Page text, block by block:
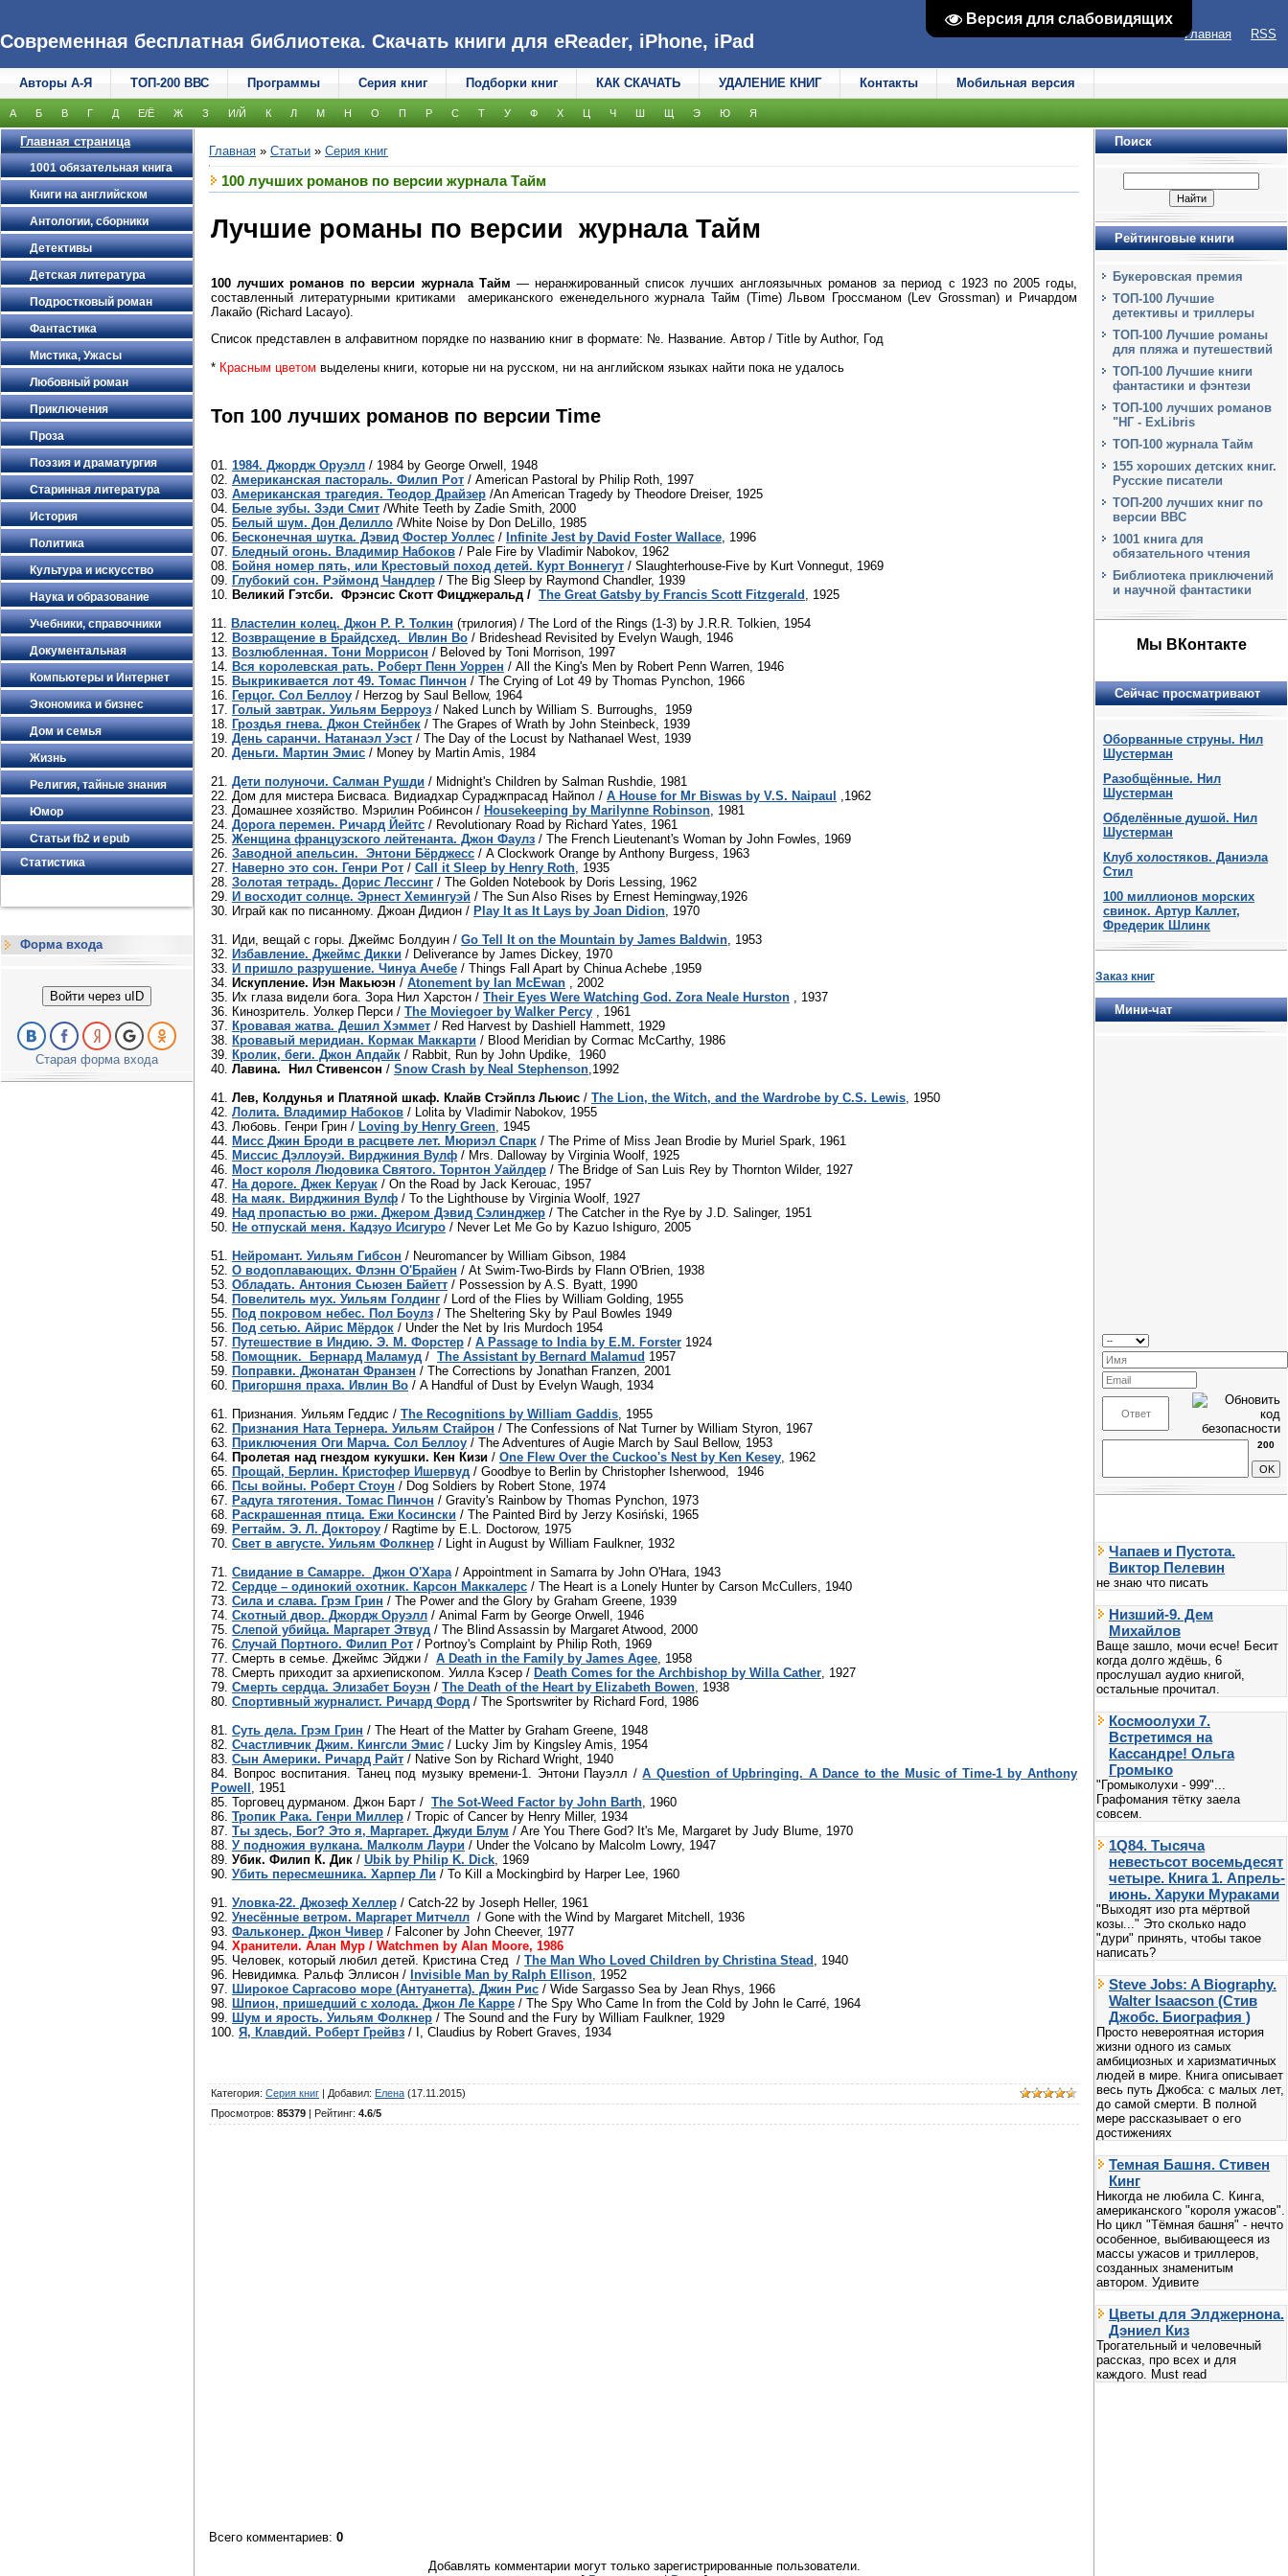
Версия для слабовидящих
Версия для слабовидящих
Современная бесплатная библиотека. Скачать книги для eReader, iPhone, iPad Главная RSS
Авторы А-Я ТОП-200 ВВС Программы Серия книг Подборки книг КАК СКАЧАТЬ УДАЛЕНИЕ КНИГ Контакты Мобильная версия
А Б В Г Д Е/Ё Ж З И/Й К Л М Н О П Р С Т У Ф Х Ц Ч Ш Щ Э Ю Я
Главная страница
1001 обязательная книга
Книги на английском
Антологии, сборники
Детективы
Детская литература
Подростковый роман
Фантастика
Мистика, Ужасы
Любовный роман
Приключения
Проза
Поэзия и драматургия
Старинная литература
История
Политика
Культура и искусство
Наука и образование
Учебники, справочники
Документальная
Компьютеры и Интернет
Экономика и бизнес
Дом и семья
Жизнь
Религия, тайные знания
Юмор
Статьи fb2 и epub
Статистика
Форма входа
Войти через uID
Старая форма входа
Главная » Статьи » Серия книг
100 лучших романов по версии журнала Тайм
Лучшие романы по версии журнала Тайм
100 лучших романов по версии журнала Тайм — неранжированный список лучших англоязычных романов за период с 1923 по 2005 годы,
составленный литературными критиками американского еженедельного журнала Тайм (Time) Львом Гроссманом (Lev Grossman) и Ричардом
Лакайо (Richard Lacayo).
Список представлен в алфавитном порядке по названию книг в формате: №. Название. Автор / Title by Author, Год
* Красным цветом выделены книги, которые ни на русском, ни на английском языках найти пока не удалось
Топ 100 лучших романов по версии Time
01. 1984. Джордж Оруэлл / 1984 by George Orwell, 1948
02. Американская пастораль. Филип Рот / American Pastoral by Philip Roth, 1997
03. Американская трагедия. Теодор Драйзер /An American Tragedy by Theodore Dreiser, 1925
04. Белые зубы. Зэди Смит /White Teeth by Zadie Smith, 2000
05. Белый шум. Дон Делилло /White Noise by Don DeLillo, 1985
06. Бесконечная шутка. Дэвид Фостер Уоллес / Infinite Jest by David Foster Wallace , 1996
07. Бледный огонь. Владимир Набоков / Pale Fire by Vladimir Nabokov, 1962
08. Бойня номер пять, или Крестовый поход детей. Курт Воннегут / Slaughterhouse-Five by Kurt Vonnegut, 1969
09. Глубокий сон. Рэймонд Чандлер / The Big Sleep by Raymond Chandler, 1939
10. Великий Гэтсби. Фрэнсис Скотт Фицджеральд / The Great Gatsby by Francis Scott Fitzgerald , 1925
11. Властелин колец. Джон Р. Р. Толкин (трилогия) / The Lord of the Rings (1-3) by J.R.R. Tolkien, 1954
12. Возвращение в Брайдсхед. Ивлин Во / Brideshead Revisited by Evelyn Waugh, 1946
13. Возлюбленная. Тони Моррисон / Beloved by Toni Morrison, 1997
14. Вся королевская рать. Роберт Пенн Уоррен / All the King's Men by Robert Penn Warren, 1946
15. Выкрикивается лот 49. Томас Пинчон / The Crying of Lot 49 by Thomas Pynchon, 1966
16. Герцог. Сол Беллоу / Herzog by Saul Bellow, 1964
17. Голый завтрак. Уильям Берроуз / Naked Lunch by William S. Burroughs, 1959
18. Гроздья гнева. Джон Стейнбек / The Grapes of Wrath by John Steinbeck, 1939
19. День саранчи. Натанаэл Уэст / The Day of the Locust by Nathanael West, 1939
20. Деньги. Мартин Эмис / Money by Martin Amis, 1984
21. Дети полуночи. Салман Рушди / Midnight's Children by Salman Rushdie, 1981
22. Дом для мистера Бисваса. Видиадхар Сураджпрасад Найпол / A House for Mr Biswas by V.S. Naipaul ,1962
23. Домашнее хозяйство. Мэрилин Робинсон / Housekeeping by Marilynne Robinson , 1981
24. Дорога перемен. Ричард Йейтс / Revolutionary Road by Richard Yates, 1961
25. Женщина французского лейтенанта. Джон Фаулз / The French Lieutenant's Woman by John Fowles, 1969
26. Заводной апельсин. Энтони Бёрджесс / A Clockwork Orange by Anthony Burgess, 1963
27. Наверно это сон. Генри Рот / Call it Sleep by Henry Roth , 1935
28. Золотая тетрадь. Дорис Лессинг / The Golden Notebook by Doris Lessing, 1962
29. И восходит солнце. Эрнест Хемингуэй / The Sun Also Rises by Ernest Hemingway,1926
30. Играй как по писанному. Джоан Дидион / Play It as It Lays by Joan Didion , 1970
31. Иди, вещай с горы. Джеймс Болдуин / Go Tell It on the Mountain by James Baldwin , 1953
32. Избавление. Джеймс Дикки / Deliverance by James Dickey, 1970
33. И пришло разрушение. Чинуа Ачебе / Things Fall Apart by Chinua Achebe ,1959
34. Искупление. Иэн Макьюэн / Atonement by Ian McEwan
, 2002
35. Их глаза видели бога. Зора Нил Харстон / Their Eyes Were Watching God. Zora Neale Hurston , 1937
36. Кинозритель. Уолкер Перси / The Moviegoer by Walker Percy , 1961
37. Кровавая жатва. Дешил Хэммет / Red Harvest by Dashiell Hammett, 1929
38. Кровавый меридиан. Кормак Маккарти / Blood Meridian by Cormac McCarthy, 1986
39. Кролик, беги. Джон Апдайк / Rabbit, Run by John Updike, 1960
40. Лавина. Нил Стивенсон / Snow Crash by Neal Stephenson ,1992
41. Лев, Колдунья и Платяной шкаф. Клайв Стэйплз Льюис / The Lion, the Witch, and the Wardrobe by C.S. Lewis , 1950
42. Лолита. Владимир Набоков / Lolita by Vladimir Nabokov, 1955
43. Любовь. Генри Грин / Loving by Henry Green , 1945
44. Мисс Джин Броди в расцвете лет. Мюриэл Спарк / The Prime of Miss Jean Brodie by Muriel Spark, 1961
45. Миссис Дэллоуэй. Вирджиния Вулф / Mrs. Dalloway by Virginia Woolf, 1925
46. Мост короля Людовика Святого. Торнтон Уайлдер / The Bridge of San Luis Rey by Thornton Wilder, 1927
47. На дороге. Джек Керуак / On the Road by Jack Kerouac, 1957
48. На маяк. Вирджиния Вулф / To the Lighthouse by Virginia Woolf, 1927
49. Над пропастью во ржи. Джером Дэвид Сэлинджер / The Catcher in the Rye by J.D. Salinger, 1951
50. Не отпускай меня. Кадзуо Исигуро / Never Let Me Go by Kazuo Ishiguro, 2005
51. Нейромант. Уильям Гибсон / Neuromancer by William Gibson, 1984
52. О водоплавающих. Флэнн О'Брайен / At Swim-Two-Birds by Flann O'Brien, 1938
53. Обладать. Антония Сьюзен Байетт / Possession by A.S. Byatt, 1990
54. Повелитель мух. Уильям Голдинг / Lord of the Flies by William Golding, 1955
55. Под покровом небес. Пол Боулз / The Sheltering Sky by Paul Bowles 1949
56. Под сетью. Айрис Мёрдок / Under the Net by Iris Murdoch 1954
57. Путешествие в Индию. Э. М. Форстер / A Passage to India by E.M. Forster 1924
58. Помощник. Бернард Маламуд / The Assistant by Bernard Malamud 1957
59. Поправки. Джонатан Франзен / The Corrections by Jonathan Franzen, 2001
60. Пригоршня праха. Ивлин Во / A Handful of Dust by Evelyn Waugh, 1934
61. Признания. Уильям Геддис / The Recognitions by William Gaddis , 1955
62. Признания Ната Тернера. Уильям Стайрон / The Confessions of Nat Turner by William Styron, 1967
63. Приключения Оги Марча. Сол Беллоу / The Adventures of Augie March by Saul Bellow, 1953
64. Пролетая над гнездом кукушки. Кен Кизи / One Flew Over the Cuckoo's Nest by Ken Kesey , 1962
65. Прощай, Берлин. Кристофер Ишервуд / Goodbye to Berlin by Christopher Isherwood, 1946
66. Псы войны. Роберт Стоун / Dog Soldiers by Robert Stone, 1974
67. Радуга тяготения. Томас Пинчон / Gravity's Rainbow by Thomas Pynchon, 1973
68. Раскрашенная птица. Ежи Косински / The Painted Bird by Jerzy Kosiński, 1965
69. Регтайм. Э. Л. Доктороу / Ragtime by E.L. Doctorow, 1975
70. Свет в августе. Уильям Фолкнер / Light in August by William Faulkner, 1932
71. Свидание в Самарре. Джон О'Хара / Appointment in Samarra by John O'Hara, 1943
72. Сердце – одинокий охотник. Карсон Маккалерс / The Heart is a Lonely Hunter by Carson McCullers, 1940
73. Сила и слава. Грэм Грин / The Power and the Glory by Graham Greene, 1939
74. Скотный двор. Джордж Оруэлл / Animal Farm by George Orwell, 1946
75. Слепой убийца. Маргарет Этвуд / The Blind Assassin by Margaret Atwood, 2000
76. Случай Портного. Филип Рот / Portnoy's Complaint by Philip Roth, 1969
77. Смерть в семье. Джеймс Эйджи / A Death in the Family by James Agee , 1958
78. Смерть приходит за архиепископом. Уилла Кэсер / Death Comes for the Archbishop by Willa Cather , 1927
79. Смерть сердца. Элизабет Боуэн / The Death of the Heart by Elizabeth Bowen , 1938
80. Спортивный журналист. Ричард Форд / The Sportswriter by Richard Ford, 1986
81. Суть дела. Грэм Грин / The Heart of the Matter by Graham Greene, 1948
82. Счастливчик Джим. Кингсли Эмис / Lucky Jim by Kingsley Amis, 1954
83. Сын Америки. Ричард Райт / Native Son by Richard Wright, 1940
84. Вопрос воспитания. Танец под музыку времени-1. Энтони Пауэлл /A Question of Upbringing. A Dance to the Music of Time-1 by Anthony
Powell , 1951
85. Торговец дурманом. Джон Барт / The Sot-Weed Factor by John Barth , 1960
86. Тропик Рака. Генри Миллер / Tropic of Cancer by Henry Miller, 1934
87. Ты здесь, Бог? Это я, Маргарет. Джуди Блум / Are You There God? It's Me, Margaret by Judy Blume, 1970
88. У подножия вулкана. Малколм Лаури / Under the Volcano by Malcolm Lowry, 1947
89. Убик. Филип К. Дик / Ubik by Philip K. Dick , 1969
90. Убить пересмешника. Харпер Ли / To Kill a Mockingbird by Harper Lee, 1960
91. Уловка-22. Джозеф Хеллер / Catch-22 by Joseph Heller, 1961
92. Унесённые ветром. Маргарет Митчелл / Gone with the Wind by Margaret Mitchell, 1936
93. Фальконер. Джон Чивер / Falconer by John Cheever, 1977
94. Хранители. Алан Мур / Watchmen by Alan Moore, 1986
95. Человек, который любил детей. Кристина Стед / The Man Who Loved Children by Christina Stead , 1940
96. Невидимка. Ральф Эллисон / Invisible Man by Ralph Ellison , 1952
97. Широкое Саргасово море (Антуанетта). Джин Рис / Wide Sargasso Sea by Jean Rhys, 1966
98. Шпион, пришедший с холода. Джон Ле Карре / The Spy Who Came In from the Cold by John le Carré, 1964
99. Шум и ярость. Уильям Фолкнер / The Sound and the Fury by William Faulkner, 1929
100. Я, Клавдий. Роберт Грейвз / I, Claudius by Robert Graves, 1934
Категория: Серия книг Добавил: Елена (17.11.2015)
Просмотров: 85379 Рейтинг: 4.6/5
Всего комментариев: 0
Добавлять комментарии могут только зарегистрированные пользователи.
Поиск
Рейтинговые книги
Букеровская премия
ТОП-100 Лучшие
детективы и триллеры
ТОП-100 Лучшие романы
для пляжа и путешествий
ТОП-100 Лучшие книги
фантастики и фэнтези
ТОП-100 лучших романов
"НГ - ExLibris
ТОП-100 журнала Тайм
155 хороших детских книг.
Русские писатели
ТОП-200 лучших книг по
версии BBC
1001 книга для
обязательного чтения
Библиотека приключений
и научной фантастики
Мы ВКонтакте
Сейчас просматривают
Оборванные струны. Нил
Шустерман
Разобщённые. Нил
Шустерман
Обделённые душой. Нил
Шустерман
Клуб холостяков. Даниэла
Стил
100 миллионов морских
свинок. Артур Каллет,
Фредерик Шлинк
Заказ книг
Мини-чат
200
Чапаев и Пустота.
Виктор Пелевин
не знаю что писать
Низший-9. Дем
Михайлов
Ваще зашло, мочи есче! Бесит
когда долго ждёшь, 6
прослушал аудио книгой,
остальные прочитал.
Космоолухи 7.
Встретимся на
Кассандре! Ольга
Громыко
"Громыколухи - 999"...
Графомания тётку заела
совсем.
1Q84. Тысяча
невестьсот восемьдесят
четыре. Книга 1. Апрель-
июнь. Харуки Мураками
"Выходят изо рта мёртвой
козы..." Это сколько надо
"дури" принять, чтобы такое
написать?
Steve Jobs: A Biography.
Walter Isaacson (Стив
Джобс. Биография )
Просто невероятная история
жизни одного из самых
амбициозных и харизматичных
людей в мире. Книга описывает
весь путь Джобса: с малых лет,
до самой смерти. В полной
мере рассказывает о его
достижениях
Темная Башня. Стивен
Кинг
Никогда не любила С. Кинга,
американского "короля ужасов".
Но цикл "Тёмная башня" - нечто
особенное, выбивающееся из
массы ужасов и триллеров,
созданных знаменитым
автором. Удивите
Цветы для Элджернона.
Дэниел Киз
Трогательный и человечный
рассказ, про всех и для
каждого. Must read